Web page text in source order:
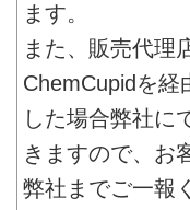
ます。
また、販売代理
ChemCupidを経
した場合弊社に
きますので、お
弊社までご一報